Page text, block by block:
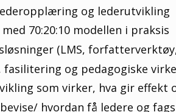
og lederutvikling
70:20:10 modellen i praksis
(LMS,
fasilitering og pedagogiske
som virker, hva gir effekt
hvordan få ledere og